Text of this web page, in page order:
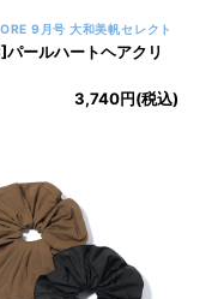
9月号 大和美帆セレクト
ールハートヘアクリ
3,740円(税込)